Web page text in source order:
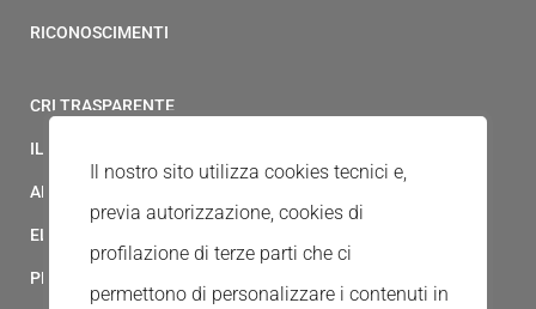
RICONOSCIMENTI
CRI TRASPARENTE
IL MODELLO 231 DELLA CROCE ROSSA ITALIANA
ALBO FORNITORI
ELENCO AVVOCATI
PRIVACY
Il nostro sito utilizza cookies tecnici e,
previa autorizzazione, cookies di
profilazione di terze parti che ci
permettono di personalizzare i contenuti in